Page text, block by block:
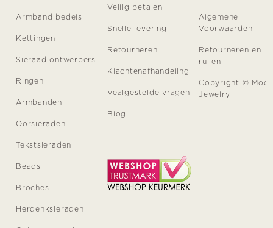
Armband bedels
Kettingen
Sieraad ontwerpers
Ringen
Armbanden
Oorsieraden
Tekstsieraden
Beads
Broches
Herdenksieraden
Veilig betalen
Snelle levering
Retourneren
Klachtenafhandeling
Vealgestelde vragen
Blog
Algemene
Voorwaarden
Retourneren en
ruilen
Copyright ©
Jewelry